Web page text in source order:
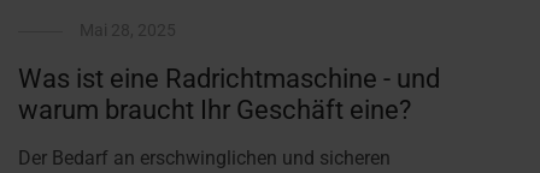
Was ist eine Radrichtmaschine - und
warum braucht Ihr Geschäft eine?
Der Bedarf an erschwinglichen und sicheren